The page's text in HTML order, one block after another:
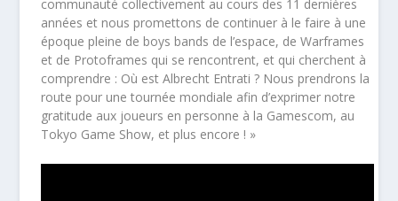
communauté collectivement au cours des 11 dernières
années et nous promettons de continuer à le faire à une
époque pleine de boys bands de l’espace, de Warframes
et de Protoframes qui se rencontrent, et qui cherchent à
comprendre : Où est Albrecht Entrati ? Nous prendrons la
route pour une tournée mondiale afin d’exprimer notre
gratitude aux joueurs en personne à la Gamescom, au
Tokyo Game Show, et plus encore ! »